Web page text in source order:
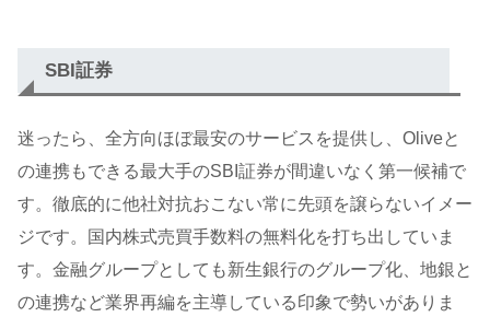
SBI証券
迷ったら、全方向ほぼ最安のサービスを提供し、Oliveと
の連携もできる最大手のSBI証券が間違いなく第一候補で
す。徹底的に他社対抗おこない常に先頭を譲らないイメー
ジです。国内株式売買手数料の無料化を打ち出していま
す。金融グループとしても新生銀行のグループ化、地銀と
の連携など業界再編を主導している印象で勢いがありま